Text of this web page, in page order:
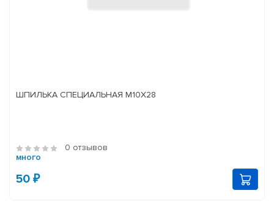
ШПИЛЬКА СПЕЦИАЛЬНАЯ М10Х28
0 отзывов
много
50 ₽